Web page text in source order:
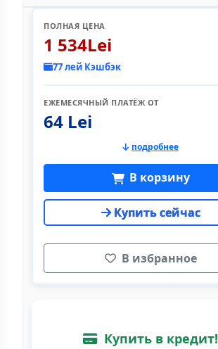
ПОЛНАЯ ЦЕНА
1 534Lei
77 лей Кэшбэк
ЕЖЕМЕСЯЧНЫЙ ПЛАТЁЖ ОТ
64 Lei
подробнее
В корзину
Купить сейчас
В избранное
Купить в кредит!